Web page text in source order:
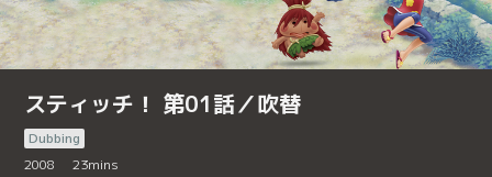
スティッチ！ 第01話／吹替
Dubbing
2008
23mins